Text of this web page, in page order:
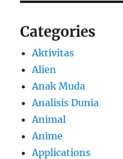
Categories
Aktivitas
Alien
Anak Muda
Analisis Dunia
Animal
Anime
Applications